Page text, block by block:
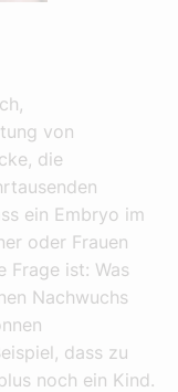
von
die
ein Embryo im
oder Frauen
Frage ist: Was
Nachwuchs
dass zu
noch ein Kind.